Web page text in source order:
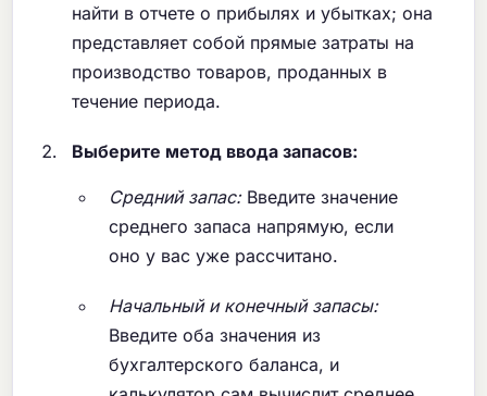
найти в отчете о прибылях и убытках; она
представляет собой прямые затраты на
производство товаров, проданных в
течение периода.
Выберите метод ввода запасов:
Средний запас:Введите значение
среднего запаса напрямую, если
оно у вас уже рассчитано.
Начальный и конечный запасы:
Введите оба значения из
бухгалтерского баланса, и